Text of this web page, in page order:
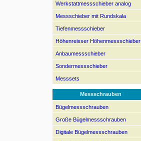
Werkstattmessschieber analog
Messschieber mit Rundskala
Tiefenmessschieber
Höhenreisser Höhenmessschieber
Anbaumessschieber
Sondermessschieber
Messsets
Messschrauben
Bügelmessschrauben
Große Bügelmessschrauben
Digitale Bügelmessschrauben